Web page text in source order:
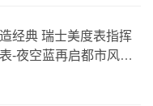
经典 瑞士美度表指挥
-夜空蓝再启都市风格
官系列双瞳腕表-夜空